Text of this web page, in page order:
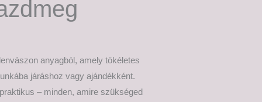
anyagból, amely tökéletes
járáshoz vagy ajándékként.
– minden, amire szükséged